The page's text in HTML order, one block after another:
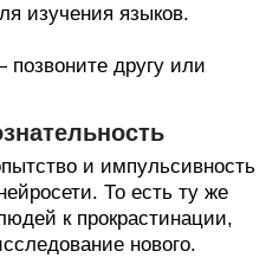
изучения языков.
другу или
и импульсивность
То есть ту же
к прокрастинации,
нового.